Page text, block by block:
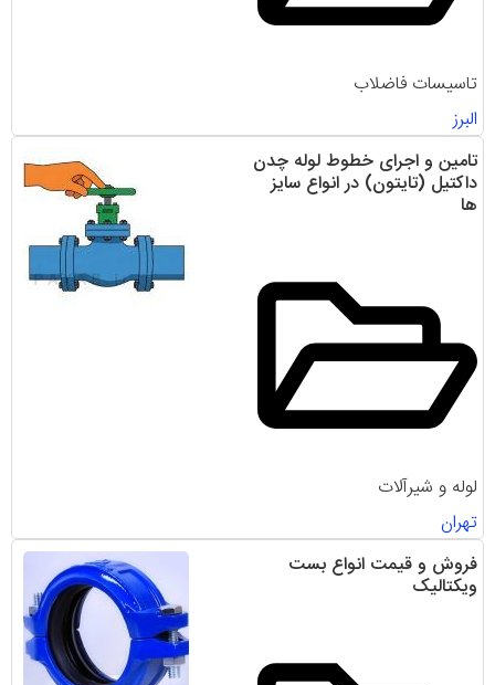
تاسیسات فاضلاب
البرز
تامین و اجرای خطوط لوله چدن
داکتیل (تایتون) در انواع سایز
ها
لوله و شیرآلات
تهران
فروش و قیمت انواع بست
ویکتالیک